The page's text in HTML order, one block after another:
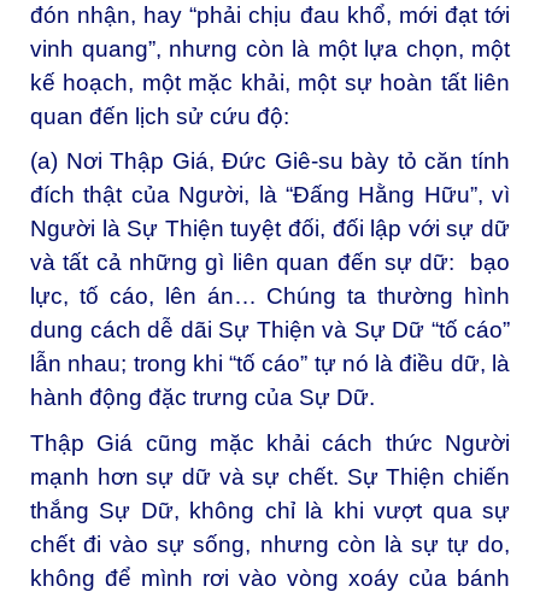
đón nhận, hay “phải chịu đau khổ, mới đạt tới
vinh quang”, nhưng còn là một lựa chọn, một
kế hoạch, một mặc khải, một sự hoàn tất liên
quan đến lịch sử cứu độ:
(a) Nơi Thập Giá, Đức Giê-su bày tỏ căn tính
đích thật của Người, là “Đấng Hằng Hữu”, vì
Người là Sự Thiện tuyệt đối, đối lập với sự dữ
và tất cả những gì liên quan đến sự dữ: bạo
lực, tố cáo, lên án… Chúng ta thường hình
dung cách dễ dãi Sự Thiện và Sự Dữ “tố cáo”
lẫn nhau; trong khi “tố cáo” tự nó là điều dữ, là
hành động đặc trưng của Sự Dữ.
Thập Giá cũng mặc khải cách thức Người
mạnh hơn sự dữ và sự chết. Sự Thiện chiến
thắng Sự Dữ, không chỉ là khi vượt qua sự
chết đi vào sự sống, nhưng còn là sự tự do,
không để mình rơi vào vòng xoáy của bánh